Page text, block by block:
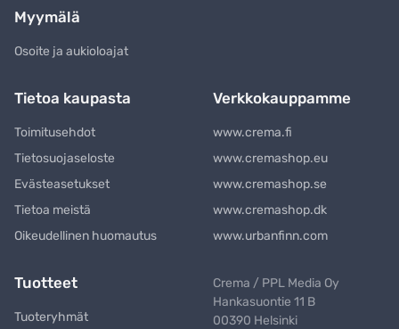
Myymälä
Osoite ja aukioloajat
Tietoa kaupasta
Toimitusehdot
Tietosuojaseloste
Evästeasetukset
Tietoa meistä
Oikeudellinen huomautus
Verkkokauppamme
www.crema.fi
www.cremashop.eu
www.cremashop.se
www.cremashop.dk
www.urbanfinn.com
Tuotteet
Tuoteryhmät
Crema / PPL Media Oy
Hankasuontie 11 B
00390 Helsinki